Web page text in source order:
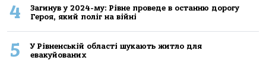
4
Загинув у 2024-му: Рівне проведе в останню дорогу
Героя, який поліг на війні
5
У Рівненській області шукають житло для
евакуйованих